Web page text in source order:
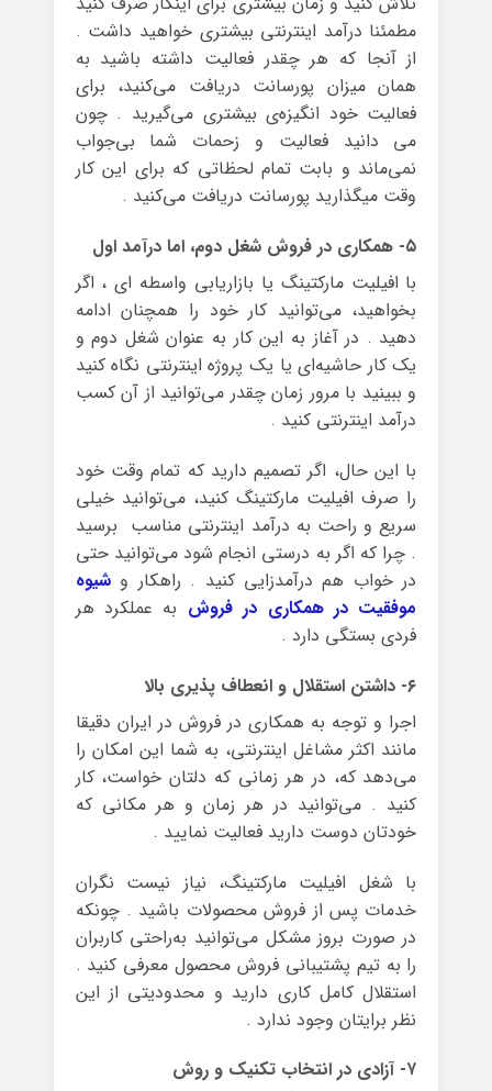
مطمئنا درآمد اینترنتی بیشتری خواهید‌ داشت .
از آنجا که هر چقدر فعالیت داشته ‌باشید به
همان میزان پورسانت دریافت ‌می‌کنید، برای
فعالیت خود انگیزه‌ی بیشتری می‌گیرید . چون
می دانید فعالیت و زحمات شما بی‌جواب
نمی‌ماند و بابت تمام لحظاتی که برای این کار
وقت میگذارید پورسانت دریافت‌ می‌کنید .
۵- همکاری در فروش شغل دوم، اما درآمد اول
با افیلیت مارکتینگ یا بازاریابی واسطه ای ، اگر
بخواهید، می‌توانید کار خود را همچنان ادامه
‌دهید . در آغاز به این کار به عنوان شغل دوم و
یک کار حاشیه‌ای یا یک پروژه اینترنتی نگاه کنید
و ببینید با مرور زمان چقدر می‌توانید از آن کسب‌
درآمد اینترنتی کنید .
با این‌ حال، اگر تصمیم‌ دارید که تمام وقت خود
را صرف افیلیت مارکتینگ کنید، می‌توانید خیلی
سریع و راحت به درآمد اینترنتی مناسب برسید
. چرا که اگر به‌ درستی انجام‌ شود می‌توانید حتی
در خواب هم درآمدزایی کنید . راهکار وشیوه
موفقیت در همکاری در فروش به عملکرد هر
فردی بستگی دارد .
۶- داشتن استقلال و انعطاف پذیری بالا
اجرا و توجه به همکاری در فروش در ایران دقیقا
مانند اکثر مشاغل اینترنتی، به شما این امکان‌ را
می‌دهد که، در هر زمانی که دلتان خواست، کار
کنید . می‌توانید در هر زمان و هر مکانی که
خودتان دوست ‌دارید فعالیت نمایید .
با شغل افیلیت مارکتینگ، نیاز نیست نگران
خدمات پس ‌از ‌فروش محصولات باشید . چونکه
در صورت بروز مشکل می‌توانید به‌راحتی کاربران
را به تیم ‌پشتیبانی فروش‌ محصول معرفی‌ کنید .
استقلال کامل کاری دارید و محدودیتی از این
نظر برایتان وجود ندارد .
۷- آزادی در انتخاب تکنیک و روش